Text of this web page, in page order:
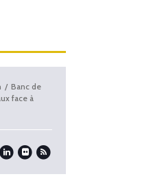
Banc de
face à